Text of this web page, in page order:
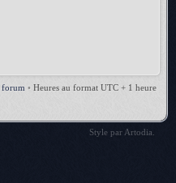
forum • Heures au format UTC + 1 heure
Style par Artodia